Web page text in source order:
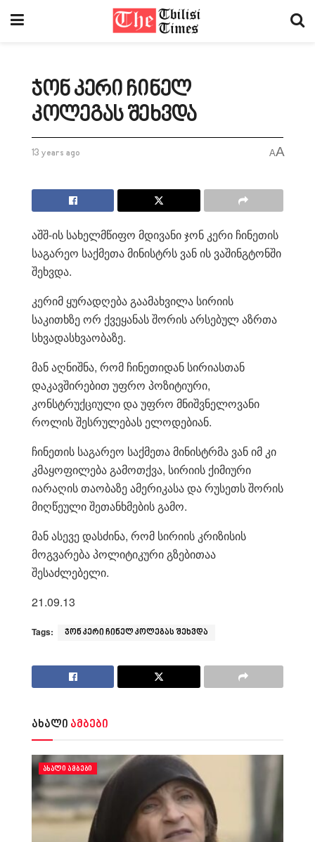
ჯონ კერი ჩინელ
კოლეგას შეხვდა
13 years ago AA
აშშ-ის სახელმწიფო მდივანი ჯონ კერი ჩინეთის
საგარეო საქმეთა მინისტრს ვან ის ვაშინგტონში
შეხვდა.
კერიმ ყურადღება გაამახვილა სირიის
საკითხზე ორ ქვეყანას შორის არსებულ აზრთა
სხვადასხვაობაზე.
მან აღნიშნა, რომ ჩინეთიდან სირიასთან
დაკავშირებით უფრო პოზიტიური,
კონსტრუქციული და უფრო მნიშვნელოვანი
როლის შესრულებას ელოდებიან.
ჩინეთის საგარეო საქმეთა მინისტრმა ვან იმ კი
კმაყოფილება გამოთქვა, სირიის ქიმიური
იარაღის თაობაზე ამერიკასა და რუსეთს შორის
მიღწეული შეთანხმების გამო.
მან ასევე დასძინა, რომ სირიის კრიზისის
მოგვარება პოლიტიკური გზებითაა
შესაძლებელი.
21.09.13
Tags: ჯონ კერი ჩინელ კოლეგას შეხვდა
ახალი ამბები
ᲐᲮᲐᲚᲘ ᲐᲛᲑᲔᲑᲘ